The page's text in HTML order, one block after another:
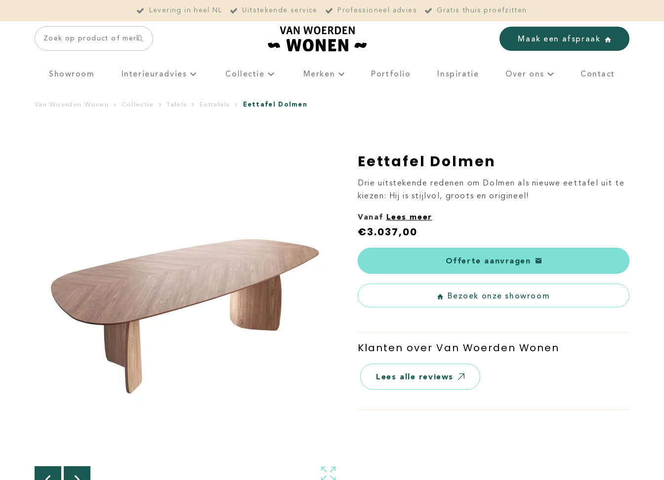
Levering in heel NL Uitstekende service Professioneel advies Gratis thuis proefzitten
Zoek op product of merk Maak een afspraak
Showroom Interieuradvies Collectie Merken Portfolio Inspiratie Over ons Contact
Van Woerden Wonen Collectie Tafels Eettafels Eettafel Dolmen
Eettafel Dolmen
Drie uitstekende redenen om Dolmen als nieuwe eettafel uit te
kiezen: Hij is stijlvol, groots en origineel!
Vanaf Lees meer
€3.037,00
Offerte aanvragen
Bezoek onze showroom
Klanten over Van Woerden Wonen
Lees alle reviews